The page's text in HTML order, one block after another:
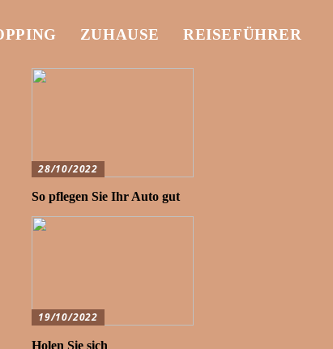
ZUHAUSE REISEFÜHRER
28/10/2022
So pflegen Sie Ihr Auto gut
19/10/2022
Holen Sie sich